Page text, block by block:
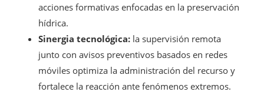
acciones formativas enfocadas en la preservación
hídrica.
Sinergia tecnológica: la supervisión remota
junto con avisos preventivos basados en redes
móviles optimiza la administración del recurso y
fortalece la reacción ante fenómenos extremos.